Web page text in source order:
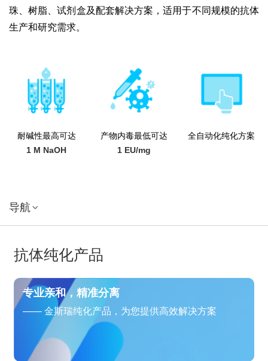
珠、树脂、试剂盒及配套解决方案，适用于不同规模的抗体
生产和研究需求。
耐碱性最高可达
1 M NaOH
产物内毒最低可达
1 EU/mg
全自动化纯化方案
导航
抗体纯化产品
专业亲和，精准分离
—— 金斯瑞纯化产品，为您提供高效解决方案